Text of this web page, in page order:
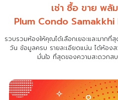
เช่า ซื้อ ขาย พลั
Plum Condo
รวบรวมห้องให้คุณได้เลือกเยอะและมาก
วัน ข้อมูลครบ รายละเอียดแน่นได้ห้องส
มั่นใจ ที่สุดของความสะดวกส